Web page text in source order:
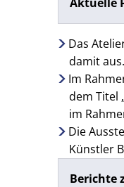
Das
damit aus.
Im
dem Titel
im
Die
Künstler
Berichte